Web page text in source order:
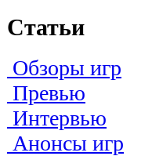
Статьи
Обзоры игр
Превью
Интервью
Анонсы игр